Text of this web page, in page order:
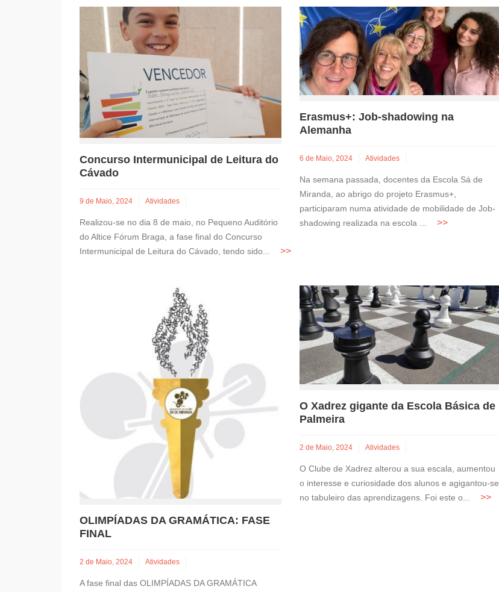
Concurso Intermunicipal de Leitura do
Cávado
9 de Maio, 2024 Atividades
Realizou-se no dia 8 de maio, no Pequeno Auditório
do Altice Fórum Braga, a fase final do Concurso
Intermunicipal de Leitura do Cávado, tendo sido...
Erasmus+: Job-shadowing na
Alemanha
6 de Maio, 2024 Atividades
Na semana passada, docentes da Escola Sá de
Miranda, ao abrigo do projeto Erasmus+,
participaram numa atividade de mobilidade de Job-
shadowing realizada na escola ...
OLIMPÍADAS DA GRAMÁTICA: FASE
FINAL
2 de Maio, 2024 Atividades
A fase final das OLIMPÍADAS DA GRAMÁTICA
O Xadrez gigante da Escola Básica de
Palmeira
2 de Maio, 2024 Atividades
O Clube de Xadrez alterou a sua escala, aumentou
o interesse e curiosidade dos alunos e agigantou-se
no tabuleiro das aprendizagens. Foi este o...